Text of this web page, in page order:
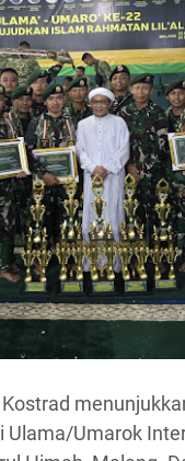
Umarok